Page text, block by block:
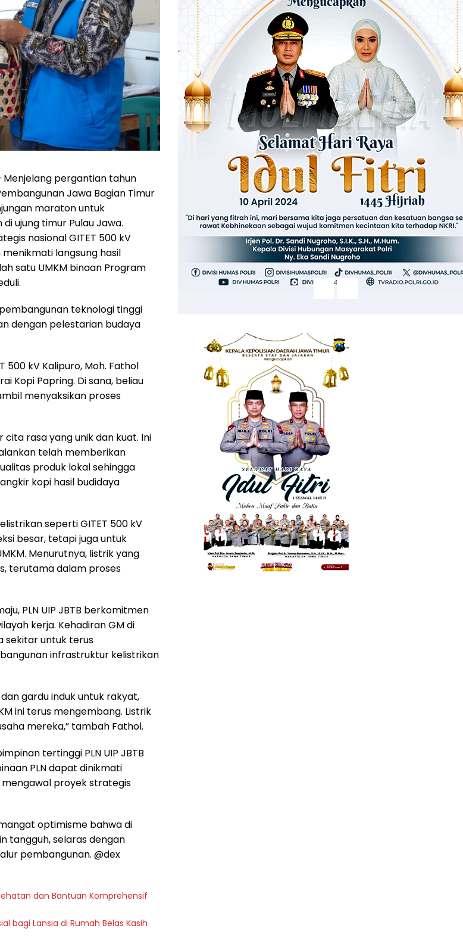
Menjelang pergantian tahun
Jawa Bagian Timur
maraton untuk
ujung timur Pulau Jawa.
nasional GITET 500 kV
langsung hasil
satu UMKM binaan Program
pembangunan teknologi tinggi
dengan pelestarian budaya
kV Kalipuro, Moh. Fathol
Kopi Papring. Di sana, beliau
menyaksikan proses
cita rasa yang unik dan kuat. Ini
telah memberikan
produk lokal sehingga
kopi hasil budidaya
seperti GITET 500 kV
besar, tetapi juga untuk
Menurutnya, listrik yang
terutama dalam proses
PLN UIP JBTB berkomitmen
kerja. Kehadiran GM di
sekitar untuk terus
infrastruktur kelistrikan
gardu induk untuk rakyat,
ini terus mengembang. Listrik
mereka,” tambah Fathol.
tertinggi PLN UIP JBTB
PLN dapat dinikmati
proyek strategis
optimisme bahwa di
tangguh, selaras dengan
pembangunan. @dex
dan Bantuan Komprehensif
bagi Lansia di Rumah Belas Kasih